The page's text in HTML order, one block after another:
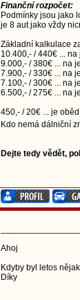
Finanční rozpočet:
Podmínky jsou jako
je 8 aut jako vždy
Základní kalkulace
10.400,- / 440€ ...
9.000,- / 380€ ... na
7.900,- / 330€ ... na
7.100,- / 300€ ... na
6.500,- / 275€ ... na
450,- / 20€ ... je
Kdo nemá dálniční
Dejte tedy vědět,
Ahoj
Kdyby byl letos
Díky